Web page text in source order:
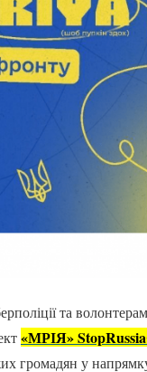
та
«МРІЯ»
громадян у